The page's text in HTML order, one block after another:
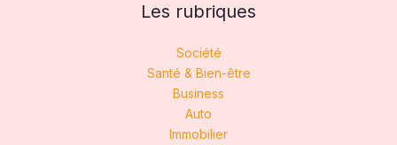
Les rubriques
Société
Santé & Bien-être
Business
Auto
Immobilier